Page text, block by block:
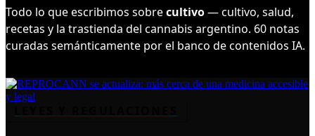
Todo lo que escribimos sobrecultivo— cultivo, salud,
recetas y la trastienda del cannabis argentino. 60 notas
curadas semánticamente por el banco de contenidos IA.